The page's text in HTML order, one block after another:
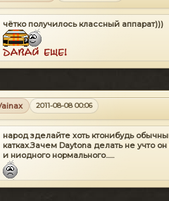
чётко получилось классный аппарат)))
2011-08-08 00:06
народ зделайте хоть ктонибудь
катках.Зачем Daytona делать не учто
и ниодного нормального......
случае уважение автору......